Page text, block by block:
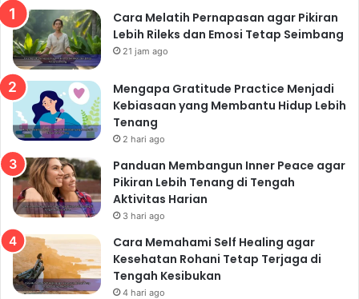
Cara Melatih Pernapasan agar Pikiran
Lebih Rileks dan Emosi Tetap Seimbang
21 jam ago
Mengapa Gratitude Practice Menjadi
Kebiasaan yang Membantu Hidup Lebih
Tenang
2 hari ago
Panduan Membangun Inner Peace agar
Pikiran Lebih Tenang di Tengah
Aktivitas Harian
3 hari ago
Cara Memahami Self Healing agar
Kesehatan Rohani Tetap Terjaga di
Tengah Kesibukan
4 hari ago